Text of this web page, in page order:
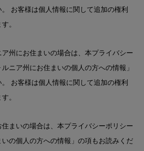
お客様は個人情報に関して追加の権利
。
州にお住まいの場合は、本プライバシー
ルニア州にお住まいの個人の方への情報 」
お客様は個人情報に関して追加の権利
。
まいの場合は、本プライバシーポリシー
の個人の方への情報 」の項もお読みくだ